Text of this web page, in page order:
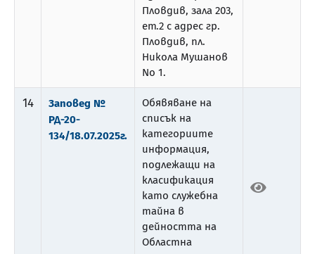
Пловдив, зала 203,
ет.2 с адрес гр.
Пловдив, пл.
Никола Мушанов
No 1.
14
Заповед №
РД-20-
134/18.07.2025г.
Обявяване на
списък на
категориите
информация,
подлежащи на
класификация
като служебна
тайна в
дейността на
Областна